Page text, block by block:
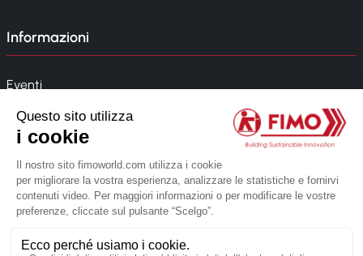
Informazioni
Eventi
News
Modello 231
Creato dalla web agency Novius